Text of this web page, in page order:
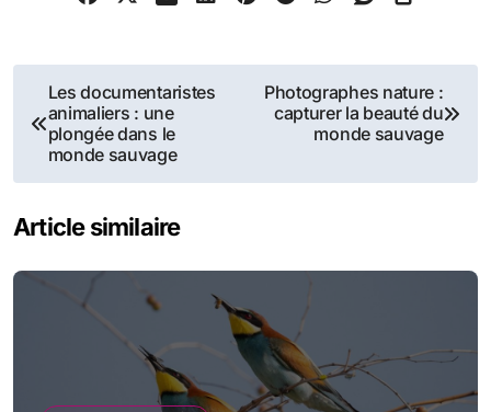
Navigation
de
l’article
Les documentaristes
animaliers : une
plongée dans le
monde sauvage
Photographes nature :
capturer la beauté du
monde sauvage
Article similaire